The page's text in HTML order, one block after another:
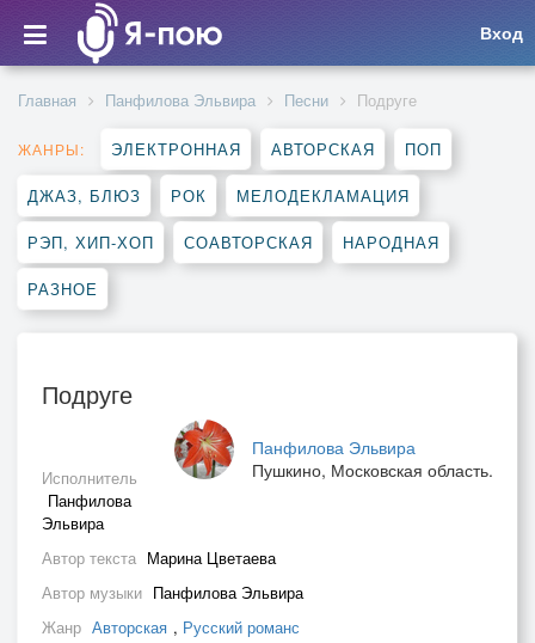
Вход
Главная Панфилова Эльвира Песни Подруге
ЖАНРЫ: ЭЛЕКТРОННАЯ АВТОРСКАЯ ПОП
ДЖАЗ, БЛЮЗ РОК МЕЛОДЕКЛАМАЦИЯ
РЭП, ХИП-ХОП СОАВТОРСКАЯ НАРОДНАЯ
РАЗНОЕ
Подруге
Панфилова Эльвира
Пушкино, Московская область.
Исполнитель
Панфилова
Эльвира
Автор текста Марина Цветаева
Автор музыки Панфилова Эльвира
Жанр Авторская , Русский романс